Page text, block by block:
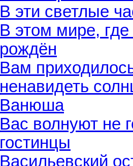
В эти светлые
В этом мире,
рождён
Вам
ненавидеть
Ванюша
Вас волнуют не
гостинцы
Васильевский